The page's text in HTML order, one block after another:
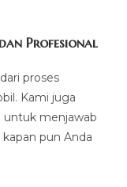
Profesional
proses
Kami juga
untuk menjawab
pun Anda